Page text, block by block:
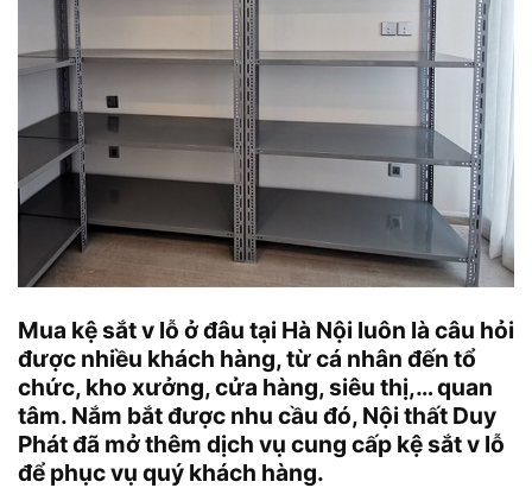
Mua kệ sắt v lỗ ở đâu tại Hà Nội luôn là câu hỏi
được nhiều khách hàng, từ cá nhân đến tổ
chức, kho xưởng, cửa hàng, siêu thị,… quan
tâm. Nắm bắt được nhu cầu đó, Nội thất Duy
Phát đã mở thêm dịch vụ cung cấp kệ sắt v lỗ
để phục vụ quý khách hàng.